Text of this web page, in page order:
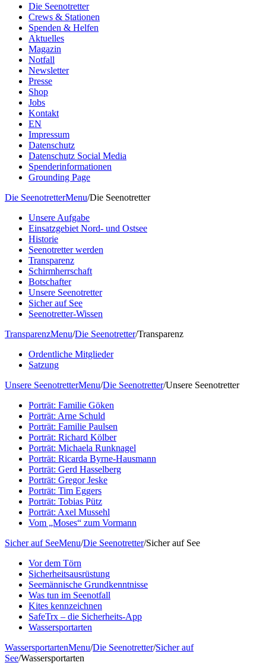
Die Seenotretter
Crews & Stationen
Spenden & Helfen
Aktuelles
Magazin
Notfall
Newsletter
Presse
Shop
Jobs
Kontakt
EN
Impressum
Datenschutz
Datenschutz Social Media
Spenderinformationen
Grounding Page
Die SeenotretterMenu/Die Seenotretter
Unsere Aufgabe
Einsatzgebiet Nord- und Ostsee
Historie
Seenotretter werden
Transparenz
Schirmherrschaft
Botschafter
Unsere Seenotretter
Sicher auf See
Seenotretter-Wissen
TransparenzMenu/Die Seenotretter/Transparenz
Ordentliche Mitglieder
Satzung
Unsere SeenotretterMenu/Die Seenotretter/Unsere Seenotretter
Porträt: Familie Göken
Porträt: Arne Schuld
Porträt: Familie Paulsen
Porträt: Richard Kölber
Porträt: Michaela Runknagel
Porträt: Ricarda Byrne-Hausmann
Porträt: Gerd Hasselberg
Porträt: Gregor Jeske
Porträt: Tim Eggers
Porträt: Tobias Pütz
Porträt: Axel Mussehl
Vom „Moses“ zum Vormann
Sicher auf SeeMenu/Die Seenotretter/Sicher auf See
Vor dem Törn
Sicherheitsausrüstung
Seemännische Grundkenntnisse
Was tun im Seenotfall
Kites kennzeichnen
SafeTrx – die Sicherheits-App
Wassersportarten
WassersportartenMenu/Die Seenotretter/Sicher auf
See/Wassersportarten